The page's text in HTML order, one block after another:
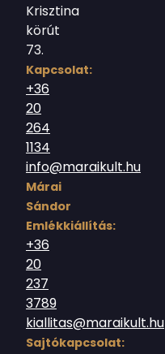
Krisztina
körút
73.
Kapcsolat:
+36
20
264
1134
info@maraikult.hu
Márai
Sándor
Emlékkiállítás:
+36
20
237
3789
kiallitas@maraikult.hu
Sajtókapcsolat: